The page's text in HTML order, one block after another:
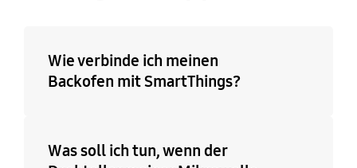
Wie verbinde ich meinen
Backofen mit SmartThings?
Was soll ich tun, wenn der